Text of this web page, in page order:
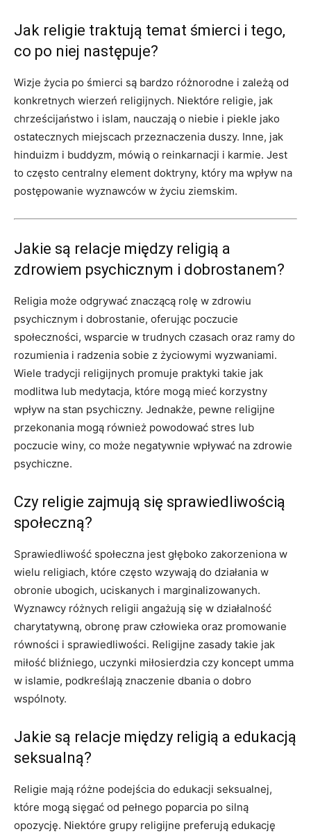
Jak religie traktują temat śmierci i tego,
co po niej następuje?
Wizje życia po śmierci są bardzo różnorodne i zależą od
konkretnych wierzeń religijnych. Niektóre religie, jak
chrześcijaństwo i islam, nauczają o niebie i piekle jako
ostatecznych miejscach przeznaczenia duszy. Inne, jak
hinduizm i buddyzm, mówią o reinkarnacji i karmie. Jest
to często centralny element doktryny, który ma wpływ na
postępowanie wyznawców w życiu ziemskim.
Jakie są relacje między religią a
zdrowiem psychicznym i dobrostanem?
Religia może odgrywać znaczącą rolę w zdrowiu
psychicznym i dobrostanie, oferując poczucie
społeczności, wsparcie w trudnych czasach oraz ramy do
rozumienia i radzenia sobie z życiowymi wyzwaniami.
Wiele tradycji religijnych promuje praktyki takie jak
modlitwa lub medytacja, które mogą mieć korzystny
wpływ na stan psychiczny. Jednakże, pewne religijne
przekonania mogą również powodować stres lub
poczucie winy, co może negatywnie wpływać na zdrowie
psychiczne.
Czy religie zajmują się sprawiedliwością
społeczną?
Sprawiedliwość społeczna jest głęboko zakorzeniona w
wielu religiach, które często wzywają do działania w
obronie ubogich, uciskanych i marginalizowanych.
Wyznawcy różnych religii angażują się w działalność
charytatywną, obronę praw człowieka oraz promowanie
równości i sprawiedliwości. Religijne zasady takie jak
miłość bliźniego, uczynki miłosierdzia czy koncept umma
w islamie, podkreślają znaczenie dbania o dobro
wspólnoty.
Jakie są relacje między religią a edukacją
seksualną?
Religie mają różne podejścia do edukacji seksualnej,
które mogą sięgać od pełnego poparcia po silną
opozycję. Niektóre grupy religijne preferują edukację